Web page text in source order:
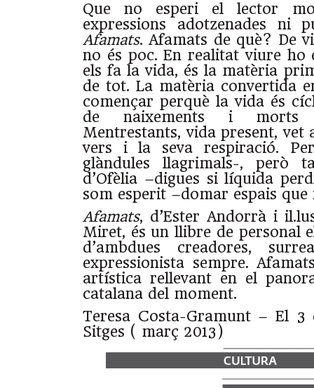
Que no esperi el lector
expressions adotzenades ni
Afamats. Afamats de què? De
no és poc. En realitat viure ho
els fa la vida, és la matèria
de tot. La matèria convertida
començar perquè la vida és
de naixements i morts
Mentrestants, vida present, vet
vers i la seva respiració.
glàndules llagrimals-, però
d’Ofèlia –digues si líquida
som esperit –domar espais que
Afamats, d’Ester Andorrà i
Miret, és un llibre de personal
d’ambdues creadores,
expressionista sempre.
artística rellevant en el
catalana del moment.
Teresa Costa-Gramunt – El 3
Sitges ( març 2013)